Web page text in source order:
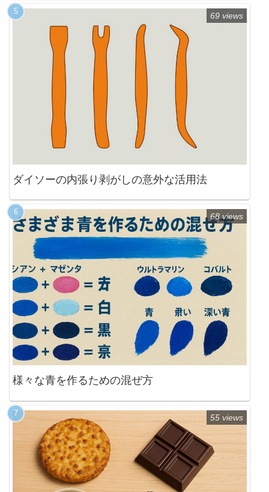
ダイソーの内張り剥がしの意外な活用法
69 views
様々な青を作るための混ぜ方
68 views
55 views